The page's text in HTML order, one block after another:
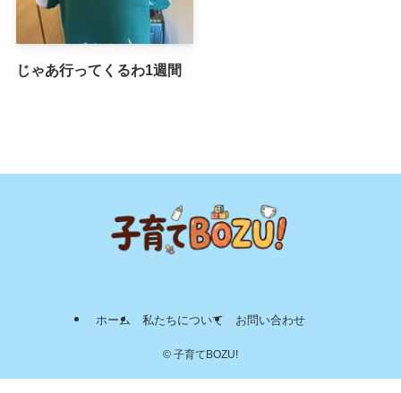
じゃあ行ってくるわ1週間
ホーム 私たちについて お問い合わせ
© 子育てBOZU!